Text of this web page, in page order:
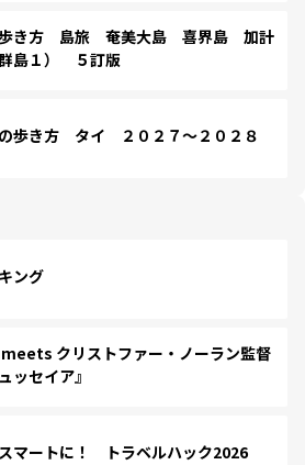
き方 島旅 奄美大島 喜界島 加計
島１） ５訂版
歩き方 タイ ２０２７～２０２８
ング
クリストファー・ノーラン監督
ッセイア』
マートに！ トラベルハック2026